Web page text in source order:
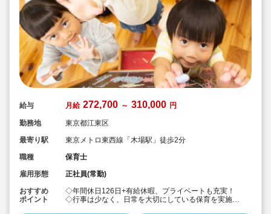
給与 月給 272,700 ～ 310,000 円
勤務地
東京都江東区
最寄り駅
東京メトロ東西線「木場駅」徒歩2分
職種
保育士
雇用形態
正社員(常勤)
おすすめ
ポイント
◇年間休日126日+有給休暇、プライベートも充実！
◇行事は少なく、日常を大切にしている保育を実施